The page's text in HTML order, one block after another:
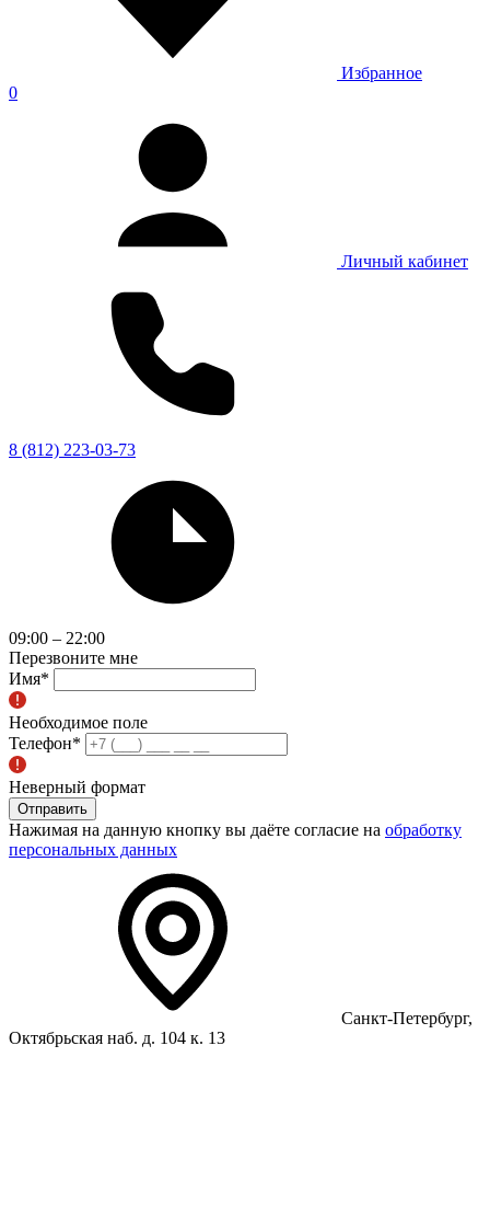
Избранное
0
Личный кабинет
8 (812) 223-03-73
09:00 – 22:00
Перезвоните мне
Имя*
Необходимое поле
Телефон*
Неверный формат
Отправить
Нажимая на данную кнопку вы даёте согласие на обработку
персональных данных
Санкт-Петербург,
Октябрьская наб. д. 104 к. 13